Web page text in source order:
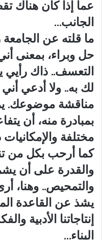
عما إذا كان هناك
الجانب…
ما قلته عن
حل وبراء، بمعنى
التعسف.. ذاك
لك به.. ولا أدعي
مناقشة موضوعك.
بمبادرة منه، أن
مختلفة
كما أرحب بكل من
والقدرة على أن
والتمحيص.. وهنا،
يشذ عن القاعدة
إنتاجاتنا الأدبية
البناء…